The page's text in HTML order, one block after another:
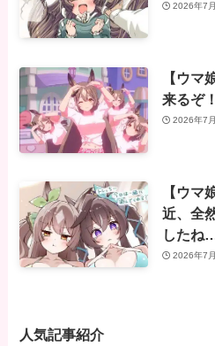
2026年7
【ウマ
来るぞ
2026年7
【ウ
近、全
したね…
2026年7
人気記事紹介